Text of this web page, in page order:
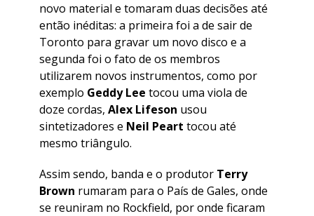
novo material e tomaram duas decisões até
então inéditas: a primeira foi a de sair de
Toronto para gravar um novo disco e a
segunda foi o fato de os membros
utilizarem novos instrumentos, como por
exemplo Geddy Lee tocou uma viola de
doze cordas, Alex Lifeson usou
sintetizadores e Neil Peart tocou até
mesmo triângulo.
Assim sendo, banda e o produtor Terry
Brown rumaram para o País de Gales, onde
se reuniram no Rockfield, por onde ficaram